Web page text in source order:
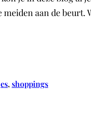
meiden aan de beurt.
, shoppings